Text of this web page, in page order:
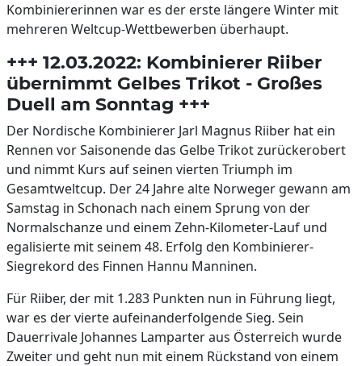
Kombiniererinnen war es der erste längere Winter mit
mehreren Weltcup-Wettbewerben überhaupt.
+++ 12.03.2022: Kombinierer Riiber
übernimmt Gelbes Trikot - Großes
Duell am Sonntag +++
Der Nordische Kombinierer Jarl Magnus Riiber hat ein
Rennen vor Saisonende das Gelbe Trikot zurückerobert
und nimmt Kurs auf seinen vierten Triumph im
Gesamtweltcup. Der 24 Jahre alte Norweger gewann am
Samstag in Schonach nach einem Sprung von der
Normalschanze und einem Zehn-Kilometer-Lauf und
egalisierte mit seinem 48. Erfolg den Kombinierer-
Siegrekord des Finnen Hannu Manninen.
Für Riiber, der mit 1.283 Punkten nun in Führung liegt,
war es der vierte aufeinanderfolgende Sieg. Sein
Dauerrivale Johannes Lamparter aus Österreich wurde
Zweiter und geht nun mit einem Rückstand von einem